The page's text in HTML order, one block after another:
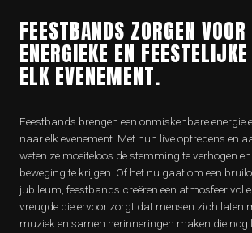
FEESTBANDS ZORGEN VOOR
ENERGIEKE EN
ELK EVENEMENT.
Feestbands brengen een onmiskenbare energie
naar elk evenement. Met hun live optredens en
weten ze moeiteloos de stemming te verhogen
beweging te krijgen. Of het nu gaat om een
jubileum, feestbands creëren een atmosfeer vol
vreugde die ervoor zorgt dat mensen zich laten
muziek en samen herinneringen maken die nog